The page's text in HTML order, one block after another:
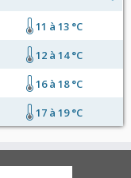
11 à 13 °C
12 à 14 °C
16 à 18 °C
17 à 19 °C